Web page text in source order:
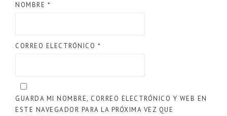
NOMBRE *
CORREO ELECTRÓNICO *
GUARDA MI NOMBRE, CORREO ELECTRÓNICO Y WEB EN
ESTE NAVEGADOR PARA LA PRÓXIMA VEZ QUE